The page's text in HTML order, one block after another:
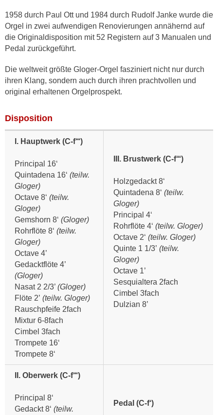
1958 durch Paul Ott und 1984 durch Rudolf Janke wurde die
Orgel in zwei aufwendigen Renovierungen annähernd auf
die Originaldisposition mit 52 Registern auf 3 Manualen und
Pedal zurückgeführt.
Die weltweit größte Gloger-Orgel fasziniert nicht nur durch
ihren Klang, sondern auch durch ihren prachtvollen und
original erhaltenen Orgelprospekt.
Disposition
I. Hauptwerk (C-f‘‘‘)
Principal 16‘
Quintadena 16‘ (teilw.
Gloger)
Octave 8‘ (teilw.
Gloger)
Gemshorn 8‘ (Gloger)
Rohrflöte 8‘ (teilw.
Gloger)
Octave 4’
Gedacktflöte 4’
(Gloger)
Nasat 2 2/3’ (Gloger)
Flöte 2’ (teilw. Gloger)
Rauschpfeife 2fach
Mixtur 6-8fach
Cimbel 3fach
Trompete 16‘
Trompete 8‘
III. Brustwerk (C-f‘‘‘)
Holzgedackt 8‘
Quintadena 8‘ (teilw.
Gloger)
Principal 4‘
Rohrflöte 4‘ (teilw. Gloger)
Octave 2‘ (teilw. Gloger)
Quinte 1 1/3’ (teilw.
Gloger)
Octave 1’
Sesquialtera 2fach
Cimbel 3fach
Dulzian 8’
II. Oberwerk (C-f‘‘‘)
Principal 8‘
Gedackt 8‘ (teilw.
Pedal (C-f‘)